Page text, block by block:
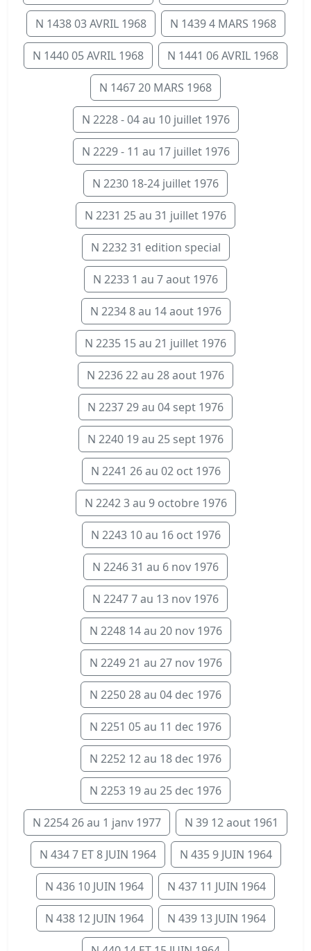
N 1438 03 AVRIL 1968 N 1439 4 MARS 1968
N 1440 05 AVRIL 1968 N 1441 06 AVRIL 1968
N 1467 20 MARS 1968
N 2228 - 04 au 10 juillet 1976
N 2229 - 11 au 17 juillet 1976
N 2230 18-24 juillet 1976
N 2231 25 au 31 juillet 1976
N 2232 31 edition special
N 2233 1 au 7 aout 1976
N 2234 8 au 14 aout 1976
N 2235 15 au 21 juillet 1976
N 2236 22 au 28 aout 1976
N 2237 29 au 04 sept 1976
N 2240 19 au 25 sept 1976
N 2241 26 au 02 oct 1976
N 2242 3 au 9 octobre 1976
N 2243 10 au 16 oct 1976
N 2246 31 au 6 nov 1976
N 2247 7 au 13 nov 1976
N 2248 14 au 20 nov 1976
N 2249 21 au 27 nov 1976
N 2250 28 au 04 dec 1976
N 2251 05 au 11 dec 1976
N 2252 12 au 18 dec 1976
N 2253 19 au 25 dec 1976
N 2254 26 au 1 janv 1977 N 39 12 aout 1961
N 434 7 ET 8 JUIN 1964 N 435 9 JUIN 1964
N 436 10 JUIN 1964 N 437 11 JUIN 1964
N 438 12 JUIN 1964 N 439 13 JUIN 1964